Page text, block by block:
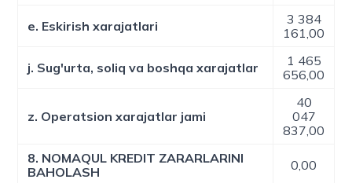
e. Eskirish xarajatlari
3 384
161,00
j. Sug'urta, soliq va boshqa xarajatlar
1 465
656,00
z. Operatsion xarajatlar jami
40
047
837,00
8. NOMAQUL KREDIT ZARARLARINI
BAHOLASH
0,00